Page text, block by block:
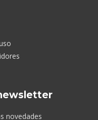
novedades